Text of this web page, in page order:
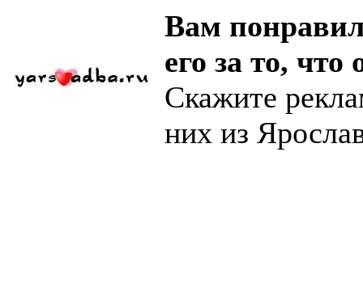
Вам
его за то, что
Скажите
них из